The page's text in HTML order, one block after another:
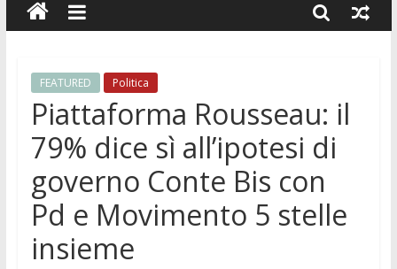
Limena e progetto Cool Shop
FEATURED Politica
Piattaforma Rousseau: il
79% dice sì all’ipotesi di
governo Conte Bis con
Pd e Movimento 5 stelle
insieme